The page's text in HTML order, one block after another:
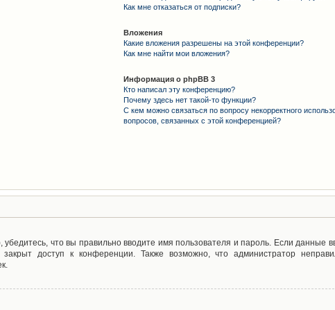
Как мне отказаться от подписки?
Вложения
Какие вложения разрешены на этой конференции?
Как мне найти мои вложения?
Информация о phpBB 3
Кто написал эту конференцию?
Почему здесь нет такой-то функции?
С кем можно связаться по вопросу некорректного
вопросов, связанных с этой конференцией?
что вы правильно вводите имя пользователя и пароль. Если данные
доступ к конференции. Также возможно, что администратор